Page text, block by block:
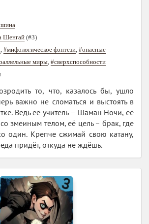
Шенгай (#3)
, #мифологическое фэнтези, #опасные
миры, #сверхспособности
то, что, казалось бы, ушло
важно не сломаться и выстоять в
Ведь её учитель – Шаман Ночи, её
змеиным телом, её цель – брак, где
один. Крепче сжимай свою катану,
придёт, откуда не ждёшь.